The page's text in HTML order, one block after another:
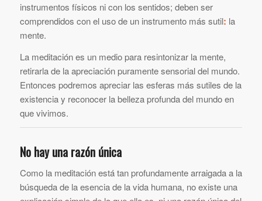
instrumentos físicos ni con los sentidos; deben ser
comprendidos con el uso de un instrumento más sutil: la
mente.
La meditación es un medio para resintonizar la mente,
retirarla de la apreciación puramente sensorial del mundo.
Entonces podremos apreciar las esferas más sutiles de la
existencia y reconocer la belleza profunda del mundo en
que vivimos.
No hay una razón única
Como la meditación está tan profundamente arraigada a la
búsqueda de la esencia de la vida humana, no existe una